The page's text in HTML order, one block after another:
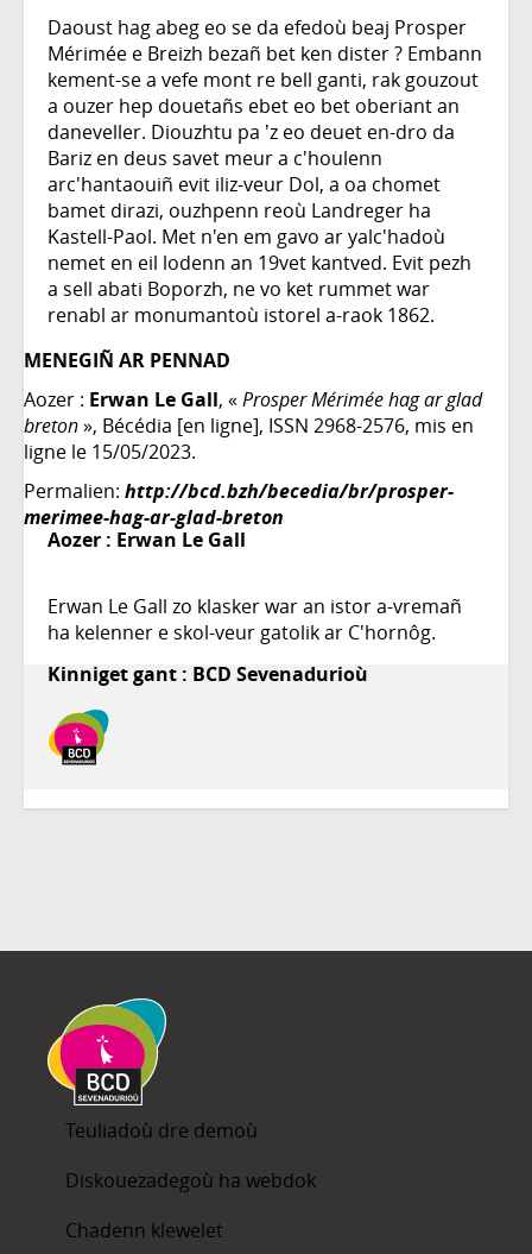
Daoust hag abeg eo se da efedoù beaj Prosper
Mérimée e Breizh bezañ bet ken dister ? Embann
kement-se a vefe mont re bell ganti, rak gouzout
a ouzer hep douetañs ebet eo bet oberiant an
daneveller. Diouzhtu pa ʼz eo deuet en-dro da
Bariz en deus savet meur a c'houlenn
arc'hantaouiñ evit iliz-veur Dol, a oa chomet
bamet dirazi, ouzhpenn reoù Landreger ha
Kastell-Paol. Met n'en em gavo ar yalc'hadoù
nemet en eil lodenn an 19vet kantved. Evit pezh
a sell abati Boporzh, ne vo ket rummet war
renabl ar monumantoù istorel a-raok 1862.
MENEGIÑ AR PENNAD
Aozer : Erwan Le Gall, «Prosper Mérimée hag ar glad
breton», Bécédia [en ligne], ISSN 2968-2576, mis en
ligne le 15/05/2023.
Permalien: http://bcd.bzh/becedia/br/prosper-
merimee-hag-ar-glad-breton
Aozer : Erwan Le Gall
Erwan Le Gall zo klasker war an istor a-vremañ
ha kelenner e skol-veur gatolik ar C'hornôg.
Kinniget gant : BCD Sevenadurioù
Teuliadoù dre demoù
Diskouezadegoù ha webdok
Chadenn klewelet